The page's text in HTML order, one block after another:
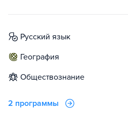
русский язык
география
обществознание
2 программы